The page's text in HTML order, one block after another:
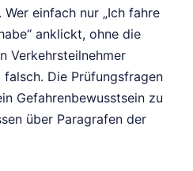
einfach nur „Ich fahre
anklickt, ohne die
Verkehrsteilnehmer
Die Prüfungsfragen
Gefahrenbewusstsein zu
über Paragrafen der